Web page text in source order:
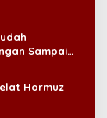
Sampai
Hormuz